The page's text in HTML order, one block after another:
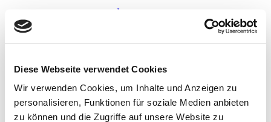
Diese Webseite verwendet Cookies
Wir verwenden Cookies, um Inhalte und Anzeigen zu
personalisieren, Funktionen für soziale Medien anbieten
zu können und die Zugriffe auf unsere Website zu
Impressum